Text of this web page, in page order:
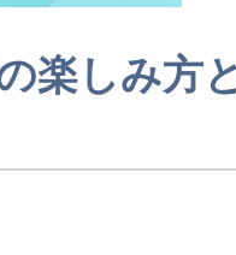
楽しみ方